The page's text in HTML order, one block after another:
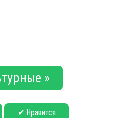
»
✔ Нравится